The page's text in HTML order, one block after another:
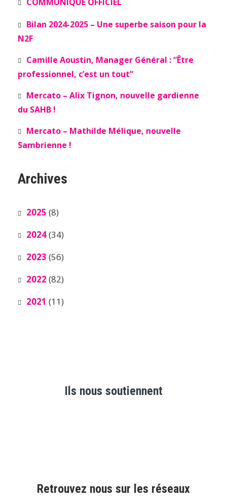
Bilan 2024-2025 – Une superbe saison pour la
N2F
Camille Aoustin, Manager Général : “Être
professionnel, c’est un tout”
Mercato – Alix Tignon, nouvelle gardienne
du SAHB !
Mercato – Mathilde Mélique, nouvelle
Sambrienne !
Archives
2025 (8)
2024(34)
2023 (56)
2022 (82)
2021 (11)
Ils nous soutiennent
Retrouvez nous sur les réseaux